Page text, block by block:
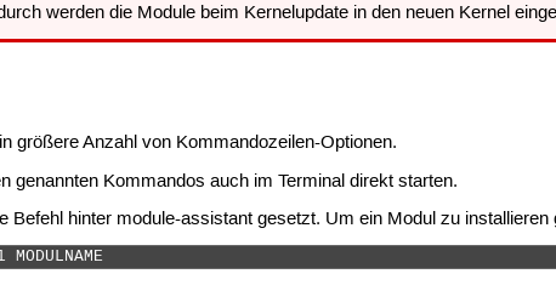
werden die Module beim Kernelupdate in den neuen Kernel
größere Anzahl von Kommandozeilen-Optionen.
genannten Kommandos auch im Terminal direkt starten.
Befehl hinter module-assistant gesetzt. Um ein Modul zu installieren